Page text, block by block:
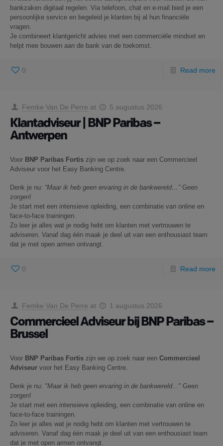
bankzaken digitaal regelen. Via telefoon, chat en e-mail bied je een
persoonlijke service en begeleid je klanten bij al hun financiële
vragen.
Je combineert klantgericht advies met een commerciële mindset en
helpt mee bouwen aan de bank van de toekomst.
0 Read more
Femke Van De Perre at 5 augustus 2026
Klantadviseur | BNP Paribas –
Antwerpen
Voor BNP Paribas Fortis zijn we op zoek naar een Commercieel
Adviseur voor het Easy Banking Centre.
Denk je nu: “Maar ik heb geen ervaring in de bankwereld…”Geen
zorgen!
Je start met een intensieve opleiding, een combinatie van online en
face-to-face trainingen.
Zo leer je alles wat je nodig hebt om klanten met vertrouwen te
adviseren. Vanaf dag één maak je deel uit van een enthousiast team
dat je met open armen ontvangt.
0 Read more
Femke Van De Perre at 1 augustus 2026
Commercieel Adviseur bij BNP Paribas –
Brussel
Voor BNP Paribas Fortis zijn we op zoek naar een Commercieel
Adviseur voor het Easy Banking Centre.
Denk je nu: "Maar ik heb geen ervaring in de bankwereld..." Geen
zorgen!
Je start met een intensieve opleiding, een combinatie van online en
face-to-face trainingen.
Zo leer je alles wat je nodig hebt om klanten met vertrouwen te
adviseren. Vanaf dag één maak je deel uit van een enthousiast team
dat je met open armen ontvangt.